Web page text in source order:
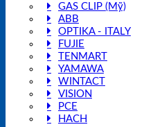
GAS CLIP (Mỹ)
ABB
OPTIKA - ITALY
FUJIE
TENMART
YAMAWA
WINTACT
VISION
PCE
HACH